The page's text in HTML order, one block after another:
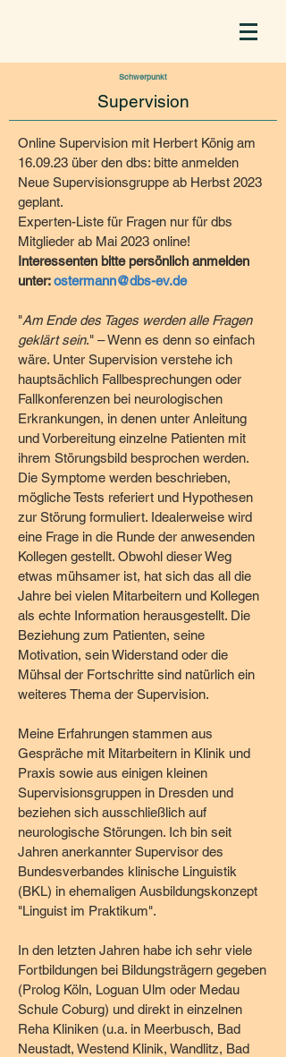
Schwerpunkt
Supervision
Online Supervision mit Herbert König am
16.09.23 über den dbs: bitte anmelden
Neue Supervisionsgruppe ab Herbst 2023
geplant.
Experten-Liste für Fragen nur für dbs
Mitglieder ab Mai 2023 online!
Interessenten bitte persönlich anmelden
unter:ostermann@dbs-ev.de
"Am Ende des Tages werden alle Fragen
geklärt sein." – Wenn es denn so einfach
wäre. Unter Supervision verstehe ich
hauptsächlich Fallbesprechungen oder
Fallkonferenzen bei neurologischen
Erkrankungen, in denen unter Anleitung
und Vorbereitung einzelne Patienten mit
ihrem Störungsbild besprochen werden.
Die Symptome werden beschrieben,
mögliche Tests referiert und Hypothesen
zur Störung formuliert. Idealerweise wird
eine Frage in die Runde der anwesenden
Kollegen gestellt. Obwohl dieser Weg
etwas mühsamer ist, hat sich das all die
Jahre bei vielen Mitarbeitern und Kollegen
als echte Information herausgestellt. Die
Beziehung zum Patienten, seine
Motivation, sein Widerstand oder die
Mühsal der Fortschritte sind natürlich ein
weiteres Thema der Supervision.
Meine Erfahrungen stammen aus
Gespräche mit Mitarbeitern in Klinik und
Praxis sowie aus einigen kleinen
Supervisionsgruppen in Dresden und
beziehen sich ausschließlich auf
neurologische Störungen. Ich bin seit
Jahren anerkannter Supervisor des
Bundesverbandes klinische Linguistik
(BKL) in ehemaligen Ausbildungskonzept
"Linguist im Praktikum".
In den letzten Jahren habe ich sehr viele
Fortbildungen bei Bildungsträgern gegeben
(Prolog Köln, Loguan Ulm oder Medau
Schule Coburg) und direkt in einzelnen
Reha Kliniken (u.a. in Meerbusch, Bad
Neustadt, Westend Klinik, Wandlitz, Bad